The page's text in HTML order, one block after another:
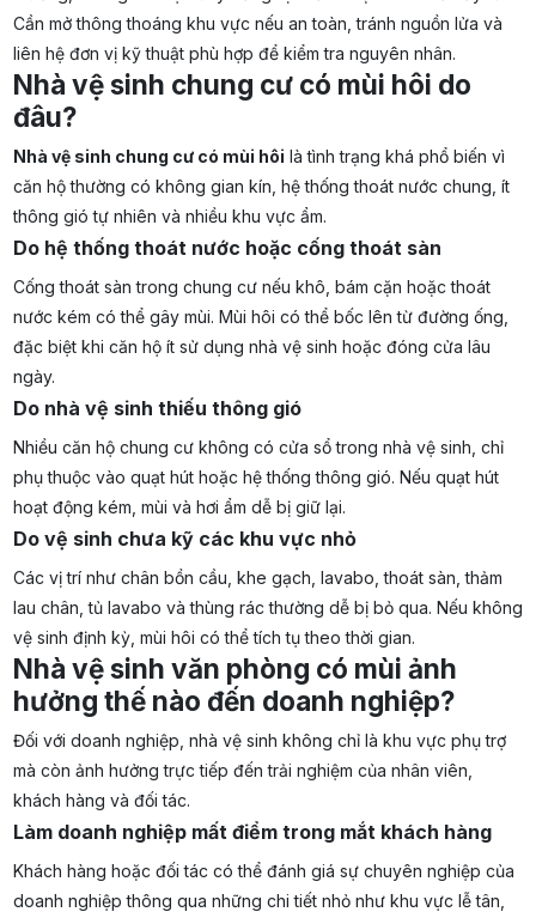
Cần mở thông thoáng khu vực nếu an toàn, tránh nguồn lửa và
liên hệ đơn vị kỹ thuật phù hợp để kiểm tra nguyên nhân.
Nhà vệ sinh chung cư có mùi hôi do
đâu?
Nhà vệ sinh chung cư có mùi hôi là tình trạng khá phổ biến vì
căn hộ thường có không gian kín, hệ thống thoát nước chung, ít
thông gió tự nhiên và nhiều khu vực ẩm.
Do hệ thống thoát nước hoặc cống thoát sàn
Cống thoát sàn trong chung cư nếu khô, bám cặn hoặc thoát
nước kém có thể gây mùi. Mùi hôi có thể bốc lên từ đường ống,
đặc biệt khi căn hộ ít sử dụng nhà vệ sinh hoặc đóng cửa lâu
ngày.
Do nhà vệ sinh thiếu thông gió
Nhiều căn hộ chung cư không có cửa sổ trong nhà vệ sinh, chỉ
phụ thuộc vào quạt hút hoặc hệ thống thông gió. Nếu quạt hút
hoạt động kém, mùi và hơi ẩm dễ bị giữ lại.
Do vệ sinh chưa kỹ các khu vực nhỏ
Các vị trí như chân bồn cầu, khe gạch, lavabo, thoát sàn, thảm
lau chân, tủ lavabo và thùng rác thường dễ bị bỏ qua. Nếu không
vệ sinh định kỳ, mùi hôi có thể tích tụ theo thời gian.
Nhà vệ sinh văn phòng có mùi ảnh
hưởng thế nào đến doanh nghiệp?
Đối với doanh nghiệp, nhà vệ sinh không chỉ là khu vực phụ trợ
mà còn ảnh hưởng trực tiếp đến trải nghiệm của nhân viên,
khách hàng và đối tác.
Làm doanh nghiệp mất điểm trong mắt khách hàng
Khách hàng hoặc đối tác có thể đánh giá sự chuyên nghiệp của
doanh nghiệp thông qua những chi tiết nhỏ như khu vực lễ tân,